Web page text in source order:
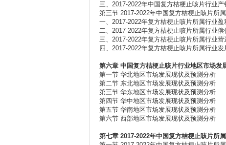
三、2017-2022年中国复方桔梗止咳片行业产
第三节 2017-2022年中国复方桔梗止咳片所
一、2017-2022年复方桔梗止咳片所属行业
二、2017-2022年复方桔梗止咳片所属行业
三、2017-2022年复方桔梗止咳片所属行业
四、2017-2022年复方桔梗止咳片所属行业
第六章 中国复方桔梗止咳片行业地区市场发
第一节 华北地区市场发展现状及预测分析
第二节 东北地区市场发展现状及预测分析
第三节 华东地区市场发展现状及预测分析
第四节 华中地区市场发展现状及预测分析
第五节 华南地区市场发展现状及预测分析
第六节 西部地区市场发展现状及预测分析
第七章 2017-2022年中国复方桔梗止咳片所